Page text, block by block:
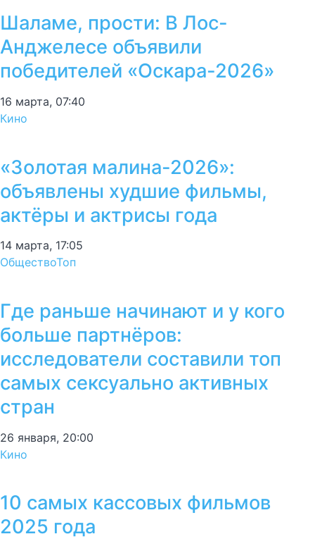
Шаламе, прости: В Лос-
Анджелесе объявили
победителей «Оскара-2026»
16 марта, 07:40
Кино
«Золотая малина-2026»:
объявлены худшие фильмы,
актёры и актрисы года
14 марта, 17:05
ОбществоТоп
Где раньше начинают и у кого
больше партнёров:
исследователи составили топ
самых сексуально активных
стран
26 января, 20:00
Кино
10 самых кассовых фильмов
2025 года